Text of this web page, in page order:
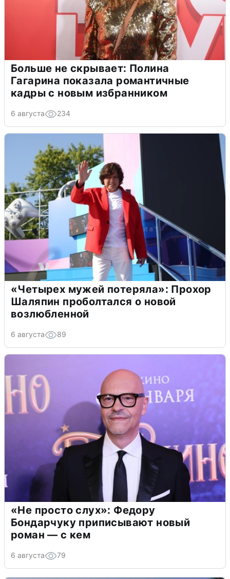
Больше не скрывает: Полина
Гагарина показала романтичные
кадры с новым избранником
6 августа 234
«Четырех мужей потеряла»: Прохор
Шаляпин проболтался о новой
возлюбленной
6 августа 89
«Не просто слух»: Федору
Бондарчуку приписывают новый
роман — с кем
6 августа 79